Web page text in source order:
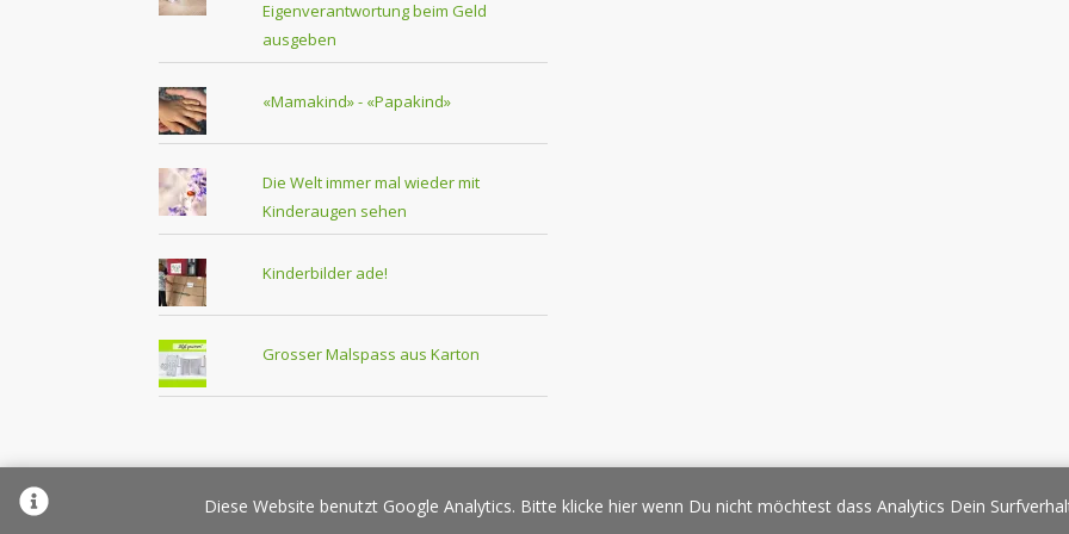
Eigenverantwortung beim Geld
ausgeben
«Mamakind» - «Papakind»
Die Welt immer mal wieder mit
Kinderaugen sehen
Kinderbilder ade!
Grosser Malspass aus Karton
Über Elternplanet Pressespiegel Werbung/Sponsoring Impressum Copyright
Diese Website benutzt Google Analytics. Bitte klicke hier wenn Du nicht möchtest dass Analytics Dein